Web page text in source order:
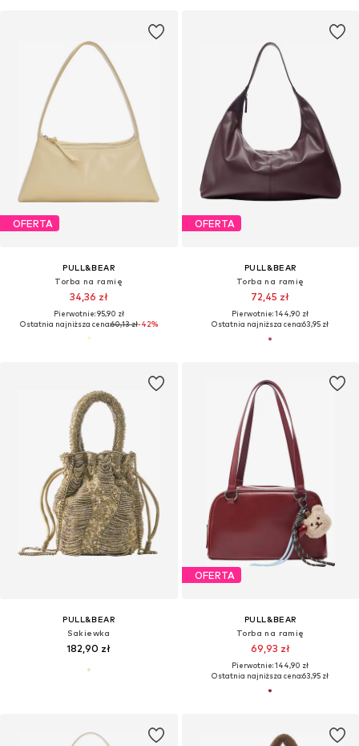
OFERTA
PULL&BEAR
Torba na ramię
34,36 zł
Pierwotnie: 95,90 zł
Ostatnia najniższa cena:60,13 zł-42%
OFERTA
PULL&BEAR
Torba na ramię
72,45 zł
Pierwotnie: 144,90 zł
Ostatnia najniższa cena:63,95 zł
PULL&BEAR
Sakiewka
182,90 zł
OFERTA
PULL&BEAR
Torba na ramię
69,93 zł
Pierwotnie: 144,90 zł
Ostatnia najniższa cena:63,95 zł